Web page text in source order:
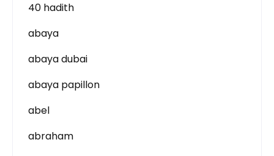
40 hadith
abaya
abaya dubai
abaya papillon
abel
abraham